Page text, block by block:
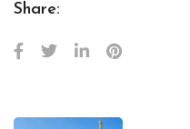
Share: